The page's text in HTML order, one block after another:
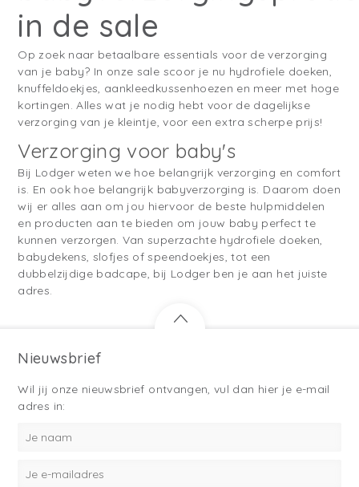
in de sale
Op zoek naar betaalbare essentials voor de verzorging
van je baby? In onze sale scoor je nu hydrofiele doeken,
knuffeldoekjes, aankleedkussenhoezen en meer met hoge
kortingen. Alles wat je nodig hebt voor de dagelijkse
verzorging van je kleintje, voor een extra scherpe prijs!
Verzorging voor baby's
Bij Lodger weten we hoe belangrijk verzorging en comfort
is. En ook hoe belangrijk babyverzorging is. Daarom doen
wij er alles aan om jou hiervoor de beste hulpmiddelen
en producten aan te bieden om jouw baby perfect te
kunnen verzorgen. Van superzachte hydrofiele doeken,
babydekens, slofjes of speendoekjes, tot een
dubbelzijdige badcape, bij Lodger ben je aan het juiste
adres.
Nieuwsbrief
Wil jij onze nieuwsbrief ontvangen, vul dan hier je e-mail
adres in: